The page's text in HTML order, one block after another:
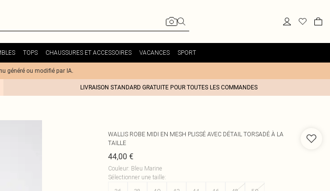
TOPS CHAUSSURES ET ACCESSOIRES VACANCES SPORT
généré ou modifié par IA.
LIVRAISON STANDARD GRATUITE POUR TOUTES LES COMMANDES
WALLIS ROBE MIDI EN MESH PLISSÉ AVEC DÉTAIL TORSADÉ À LA
TAILLE
44,00 €
Couleur: Bleu Marine
Sélectionner une taille: